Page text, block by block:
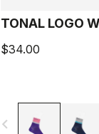
TONAL LOGO
$34.00
navigate_before